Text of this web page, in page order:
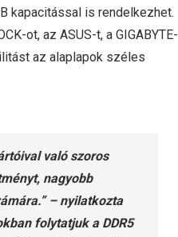
kapacitással is rendelkezhet.
ot, az ASUS-t, a GIGABYTE-
az alaplapok széles
való szoros
nagyobb
– nyilatkozta
folytatjuk a DDR5